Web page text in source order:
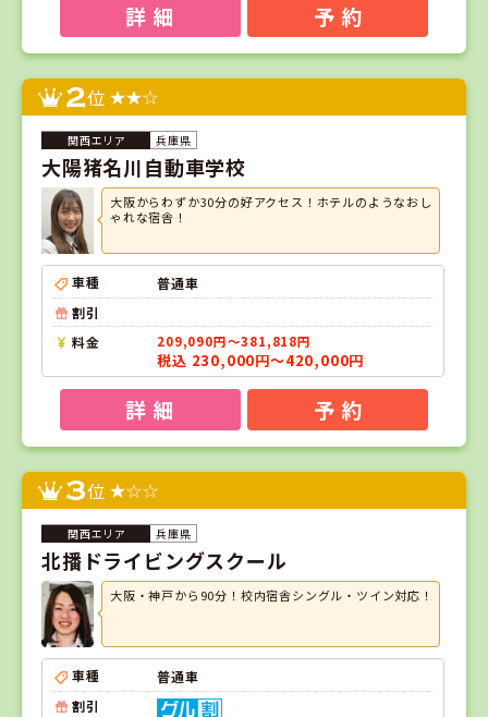
詳 細 予 約
2位
兵庫県
大陽猪名川自動車学校
大阪からわずか30分の好アクセス！ホテルのようなおし
ゃれな宿舎！
車種
普通車
割引
料金
209,090円～381,818円
税込 230,000円～420,000円
詳 細 予 約
3位
兵庫県
北播ドライビングスクール
大阪・神戸から90分！校内宿舎シングル・ツイン対応！
車種
普通車
割引